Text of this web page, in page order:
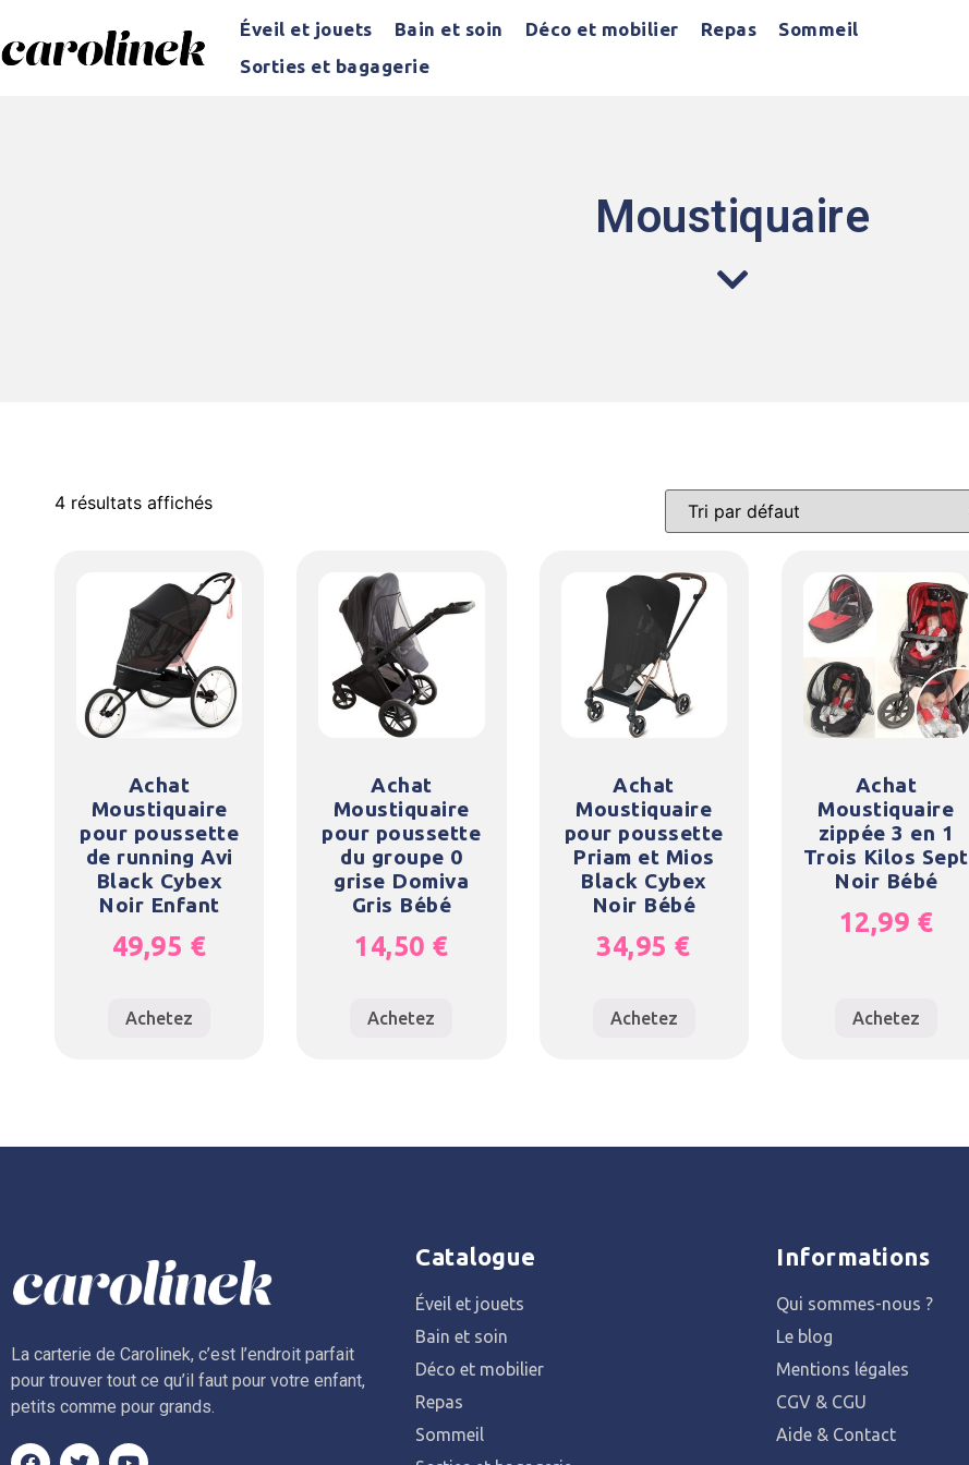
Éveil et jouets Bain et soin Déco et mobilier Repas
Sommeil
Sorties et bagagerie
Moustiquaire
4 résultats affichés
Achat
Moustiquaire
pour poussette
de running Avi
Black Cybex
Noir Enfant
49,95 €
Achetez
Achat
Moustiquaire
pour poussette
du groupe 0
grise Domiva
Gris Bébé
14,50 €
Achetez
Achat
Moustiquaire
pour poussette
Priam et Mios
Black Cybex
Noir Bébé
34,95 €
Achetez
Achat
Moustiquaire
zippée 3 en 1
Trois Kilos Sept
Noir Bébé
12,99 €
Achetez
La carterie de Carolinek, c’est l’endroit parfait
pour trouver tout ce qu’il faut pour votre enfant,
petits comme pour grands.
Catalogue
Éveil et jouets
Bain et soin
Déco et mobilier
Repas
Sommeil
Informations
Qui sommes-nous ?
Le blog
Mentions légales
CGV & CGU
Aide & Contact